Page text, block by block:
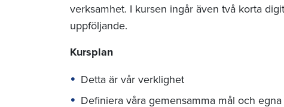
verksamhet. I kursen ingår även två korta
uppföljande.
Kursplan
Detta är vår verklighet
Definiera våra gemensamma mål och